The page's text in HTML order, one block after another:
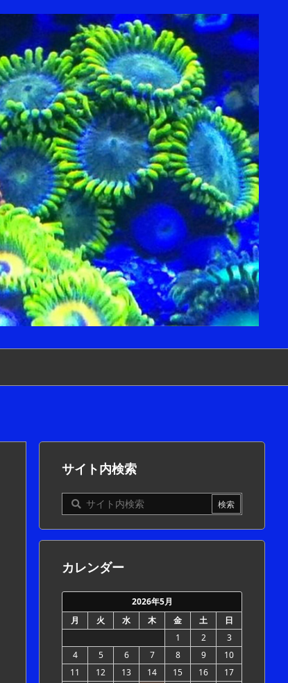
サイト内検索
カレンダー
2026年5月
月
火 水 木 金 土
日
1
2
3
4
5 6 7 8 9
10
11
12 13 14 15 16
17